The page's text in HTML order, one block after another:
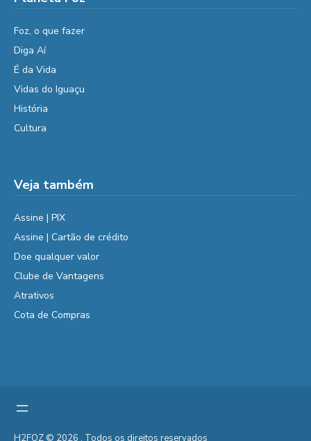
Foz, o que fazer
Diga Aí
É da Vida
Vidas do Iguaçu
História
Cultura
Veja também
Assine | PIX
Assine | Cartão de crédito
Doe qualquer valor
Clube de Vantagens
Atrativos
Cota de Compras
H2FOZ © 2026 . Todos os direitos reservados